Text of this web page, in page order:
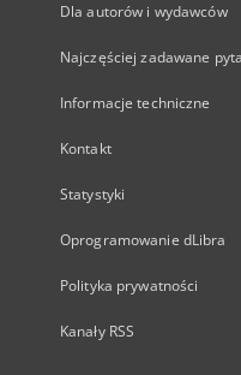
Dla autorów i wydawców
Najczęściej zadawane
Informacje techniczne
Kontakt
Statystyki
Oprogramowanie dLibra
Polityka prywatności
Kanały RSS